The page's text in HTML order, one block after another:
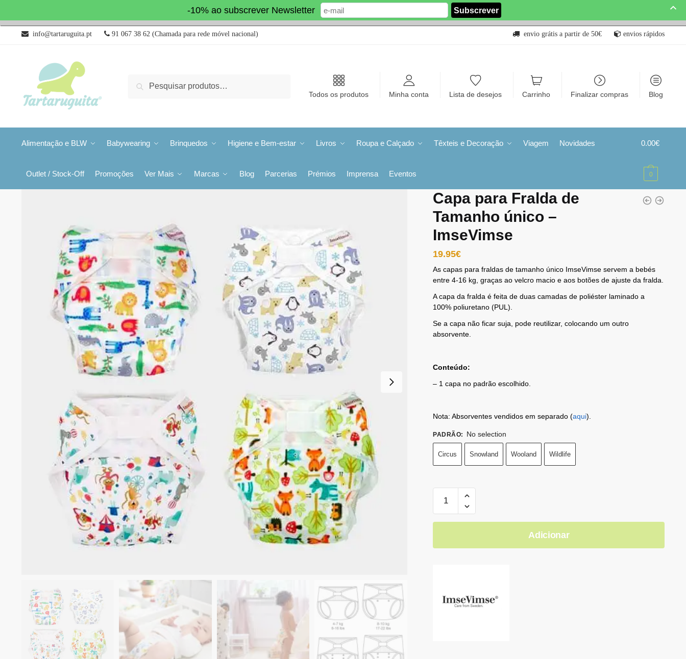
-10% ao subscrever Newsletter
info@tartaruguita.pt 91 067 38 62 (Chamada para rede móvel nacional) envio grátis a partir de 50€ envios rápidos
Pesquisa
Todos os produtos Minha conta Lista de desejos Carrinho Finalizar compras Blog
Alimentação e BLW Babywearing Brinquedos Higiene e Bem-estar Livros Roupa e Calçado Têxteis e Decoração Viagem Novidades
Outlet / Stock-Off Promoções Ver Mais Marcas Blog Parcerias Prémios Imprensa Eventos
0.00€
0
Capa para Fralda de
Tamanho único – ​​
ImseVimse
19.95€
As capas para fraldas de tamanho único ImseVimse servem a bebés
entre 4-16 kg, graças ao velcro macio e aos botões de ajuste da fralda.
A capa da fralda é feita de duas camadas de poliéster laminado a
100% poliuretano (PUL).
Se a capa não ficar suja, pode reutilizar, colocando um outro
absorvente.
Conteúdo:
– 1 capa no padrão escolhido.
Nota: Absorventes vendidos em separado (aqui).
PADRÃO: No selection
Circus Snowland Wooland Wildlife
Adicionar